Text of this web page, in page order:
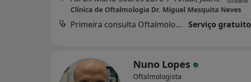
Clínica de Oftalmologia Dr. Miguel Mesquita Neves
Primeira consulta Oftalmologia Serviço gratuito
Nuno Lopes
Oftalmologista